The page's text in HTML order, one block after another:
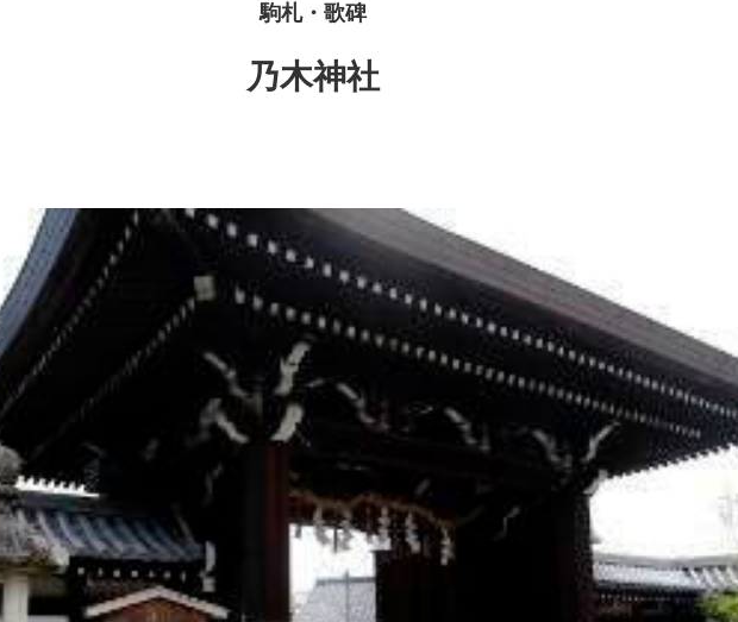
駒札・歌碑
乃木神社